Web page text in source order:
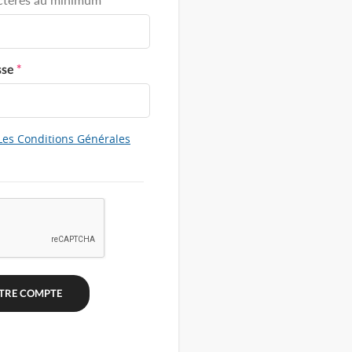
*
Conditions Générales